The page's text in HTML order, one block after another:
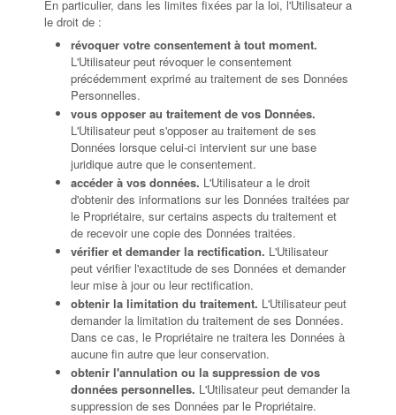
En particulier, dans les limites fixées par la loi, l'Utilisateur a
le droit de :
révoquer votre consentement à tout moment.
L'Utilisateur peut révoquer le consentement
précédemment exprimé au traitement de ses Données
Personnelles.
vous opposer au traitement de vos Données.
L'Utilisateur peut s'opposer au traitement de ses
Données lorsque celui-ci intervient sur une base
juridique autre que le consentement.
accéder à vos données. L'Utilisateur a le droit
d'obtenir des informations sur les Données traitées par
le Propriétaire, sur certains aspects du traitement et
de recevoir une copie des Données traitées.
vérifier et demander la rectification. L'Utilisateur
peut vérifier l'exactitude de ses Données et demander
leur mise à jour ou leur rectification.
obtenir la limitation du traitement. L'Utilisateur peut
demander la limitation du traitement de ses Données.
Dans ce cas, le Propriétaire ne traitera les Données à
aucune fin autre que leur conservation.
obtenir l'annulation ou la suppression de vos
données personnelles. L'Utilisateur peut demander la
suppression de ses Données par le Propriétaire.